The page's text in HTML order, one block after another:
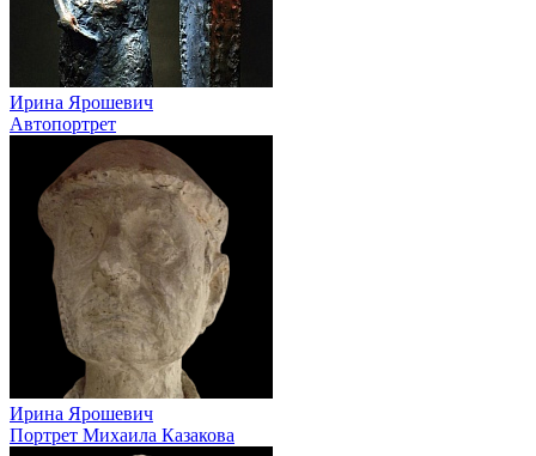
Ирина Ярошевич
Автопортрет
Ирина Ярошевич
Портрет Михаила Казакова